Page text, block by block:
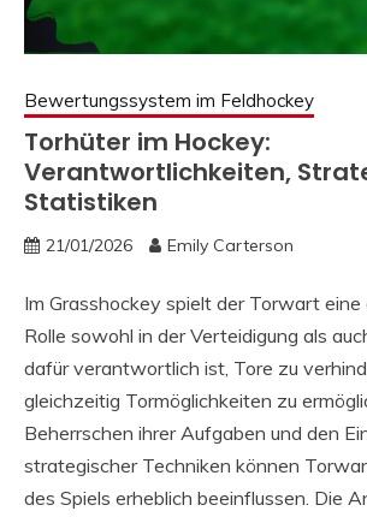
Bewertungssystem im Feldhockey
Torhüter im Hockey:
Verantwortlichkeiten,
Statistiken
21/01/2026 Emily Carterson
Im Grasshockey spielt der Torwart
Rolle sowohl in der Verteidigung als
dafür verantwortlich ist, Tore zu
gleichzeitig Tormöglichkeiten zu
Beherrschen ihrer Aufgaben und den
strategischer Techniken können
des Spiels erheblich beeinflussen. Die